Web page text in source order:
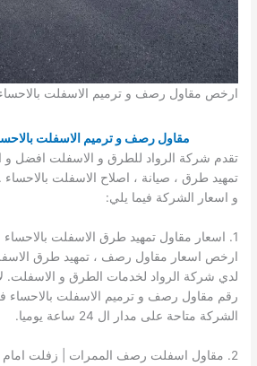
ارخص مقاول رصف و ترميم الاسفلت
مقاول رصف و ترميم الاسفلت
تقدم شركة الرواد للطرق و الاسفلت
تمهيد طرق ، صيانة ، اصلاح الاسفلت
و اسعار الشركة فيما يلي:
1. اسعار مقاول تمهيد طرق الاسفلت بالاحساء | مقاول ازفلت بالاحساء
ارخص اسعار مقاول رصف ، تمهيد طرق
لدي شركة الرواد لخدمات الطرق و الاسفلت.
رقم مقاول رصف و ترميم الاسفلت بالاحساء
الشركة متاحة على مدار ال 24 ساعة يوميا.
2. مقاول اسفلت رصف الممرات | زفلت امام البيت